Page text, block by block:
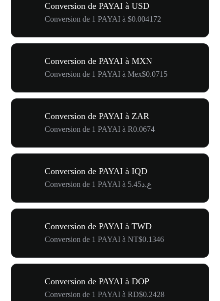
Conversion de PAYAI à USD
Conversion de 1 PAYAI à $0.004172
Conversion de PAYAI à MXN
Conversion de 1 PAYAI à Mex$0.0715
Conversion de PAYAI à ZAR
Conversion de 1 PAYAI à R0.0674
Conversion de PAYAI à IQD
Conversion de 1 PAYAI à ع.د5.45
Conversion de PAYAI à TWD
Conversion de 1 PAYAI à NT$0.1346
Conversion de PAYAI à DOP
Conversion de 1 PAYAI à RD$0.2428